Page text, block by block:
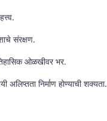
संरक्षण.
ओळखीवर भर.
अलिप्तता निर्माण होण्याची शक्यता.